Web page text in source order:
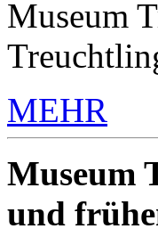
Museum
MEHR
Museum
und